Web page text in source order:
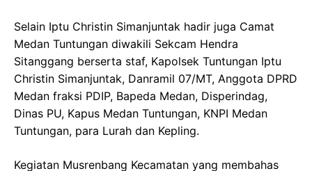
Selain Iptu Christin Simanjuntak hadir juga Camat
Medan Tuntungan diwakili Sekcam Hendra
Sitanggang berserta staf, Kapolsek Tuntungan Iptu
Christin Simanjuntak, Danramil 07/MT, Anggota DPRD
Medan fraksi PDIP, Bapeda Medan, Disperindag,
Dinas PU, Kapus Medan Tuntungan, KNPI Medan
Tuntungan, para Lurah dan Kepling.
Kegiatan Musrenbang Kecamatan yang membahas